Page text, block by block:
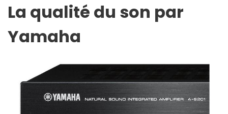
La qualité du son par
Yamaha